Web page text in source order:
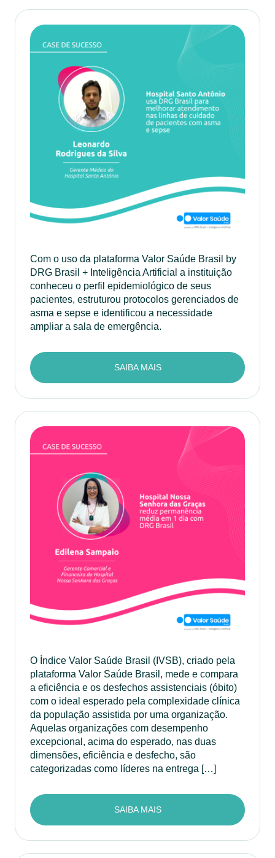
Com o uso da plataforma Valor Saúde Brasil by
DRG Brasil + Inteligência Artificial a instituição
conheceu o perfil epidemiológico de seus
pacientes, estruturou protocolos gerenciados de
asma e sepse e identificou a necessidade
ampliar a sala de emergência.
SAIBA MAIS
O Índice Valor Saúde Brasil (IVSB), criado pela
plataforma Valor Saúde Brasil, mede e compara
a eficiência e os desfechos assistenciais (óbito)
com o ideal esperado pela complexidade clínica
da população assistida por uma organização.
Aquelas organizações com desempenho
excepcional, acima do esperado, nas duas
dimensões, eficiência e desfecho, são
categorizadas como líderes na entrega […]
SAIBA MAIS